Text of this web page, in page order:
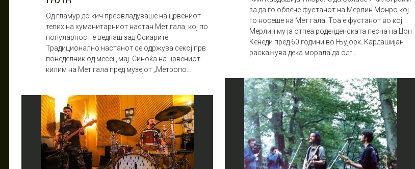
Од гламур до кич преовладуваше на црвениот
тепих на хуманитарниот настан Мет гала, кој по
популарност е веднаш зад Оскарите.
Традиционално настанот се одржува секој прв
понеделник од месец мај. Синоќа на црвениот
килим на Мет гала пред музејот „Метропо…
за да го облече фустанот на Мерлин Монро кој
го носеше на Мет гала. Тоа е фустанот во кој
Мерлин му ја отпеа роденденската песна на Џон
Кенеди пред 60 години во Њујорк. Кардашијан
раскажува дека морала да одг…